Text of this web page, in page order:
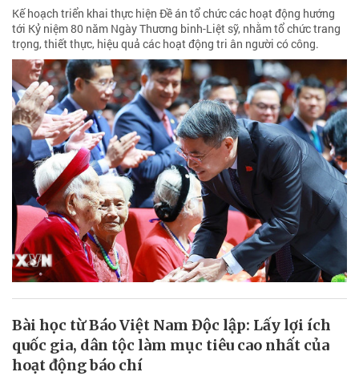
Kế hoạch triển khai thực hiện Đề án tổ chức các hoạt động hướng
tới Kỷ niệm 80 năm Ngày Thương binh-Liệt sỹ, nhằm tổ chức trang
trọng, thiết thực, hiệu quả các hoạt động tri ân người có công.
Bài học từ Báo Việt Nam Độc lập: Lấy lợi ích
quốc gia, dân tộc làm mục tiêu cao nhất của
hoạt động báo chí